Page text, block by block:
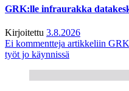
GRK:lle infraurakka
Kirjoitettu 3.8.2026
Ei kommentteja artikkeliin
työt jo käynnissä